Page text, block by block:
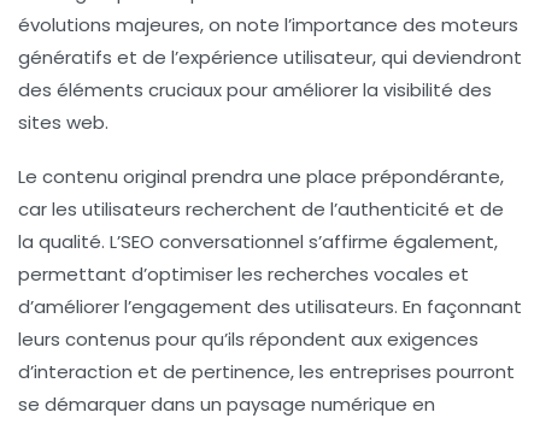
évolutions majeures, on note l’importance des moteurs
génératifs et de l’expérience utilisateur, qui deviendront
des éléments cruciaux pour améliorer la visibilité des
sites web.
Le contenu original prendra une place prépondérante,
car les utilisateurs recherchent de l’authenticité et de
la qualité. L’SEO conversationnel s’affirme également,
permettant d’optimiser les recherches vocales et
d’améliorer l’engagement des utilisateurs. En façonnant
leurs contenus pour qu’ils répondent aux exigences
d’interaction et de pertinence, les entreprises pourront
se démarquer dans un paysage numérique en